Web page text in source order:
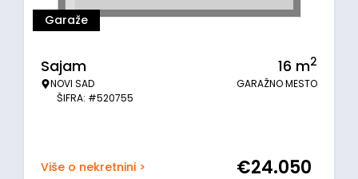
Garaže
Sajam
NOVI SAD
ŠIFRA: #520755
16 m2
GARAŽNO MESTO
Više o nekretnini > €24.050